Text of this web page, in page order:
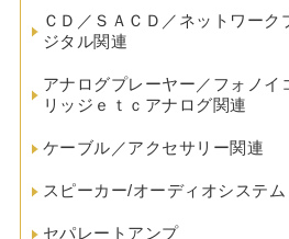
ＣＤ／ＳＡＣＤ／ネットワーク
ジタル関連
アナログプレーヤー／フォノイ
リッジｅｔｃアナログ関連
ケーブル／アクセサリー関連
スピーカー/オーディオシステム
セパレートアンプ